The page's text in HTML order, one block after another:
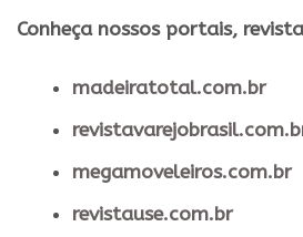
​Conheça nossos ​portais,
madeiratotal.com.br
megamoveleiros.com.br
revistause.com.br